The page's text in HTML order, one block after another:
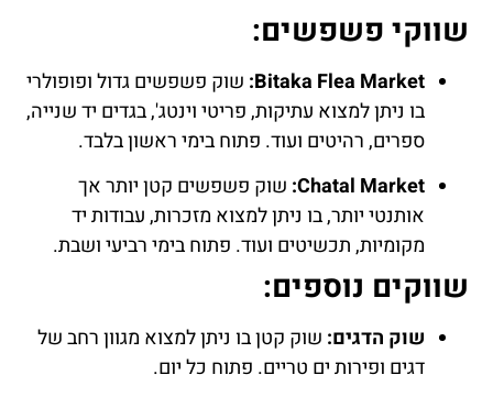
שווקי פשפשים:
Bitaka Flea Market: שוק פשפשים גדול ופופולרי
בו ניתן למצוא עתיקות, פריטי וינטג', בגדים יד שנייה,
ספרים, רהיטים ועוד. פתוח בימי ראשון בלבד.
Chatal Market: שוק פשפשים קטן יותר אך
אותנטי יותר, בו ניתן למצוא מזכרות, עבודות יד
מקומיות, תכשיטים ועוד. פתוח בימי רביעי ושבת.
שווקים נוספים:
שוק הדגים: שוק קטן בו ניתן למצוא מגוון רחב של
דגים ופירות ים טריים. פתוח כל יום.